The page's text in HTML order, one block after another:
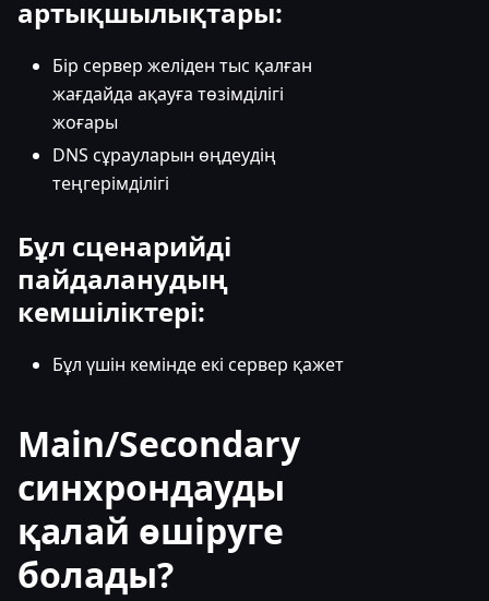
артықшылықтары:
Бір сервер желіден тыс қалған
жағдайда ақауға төзімділігі
жоғары
DNS сұрауларын өңдеудің
теңгерімділігі
Бұл сценарийді
пайдаланудың
кемшіліктері:
Бұл үшін кемінде екі сервер қажет
Main/Secondary
синхрондауды
қалай өшіруге
болады?